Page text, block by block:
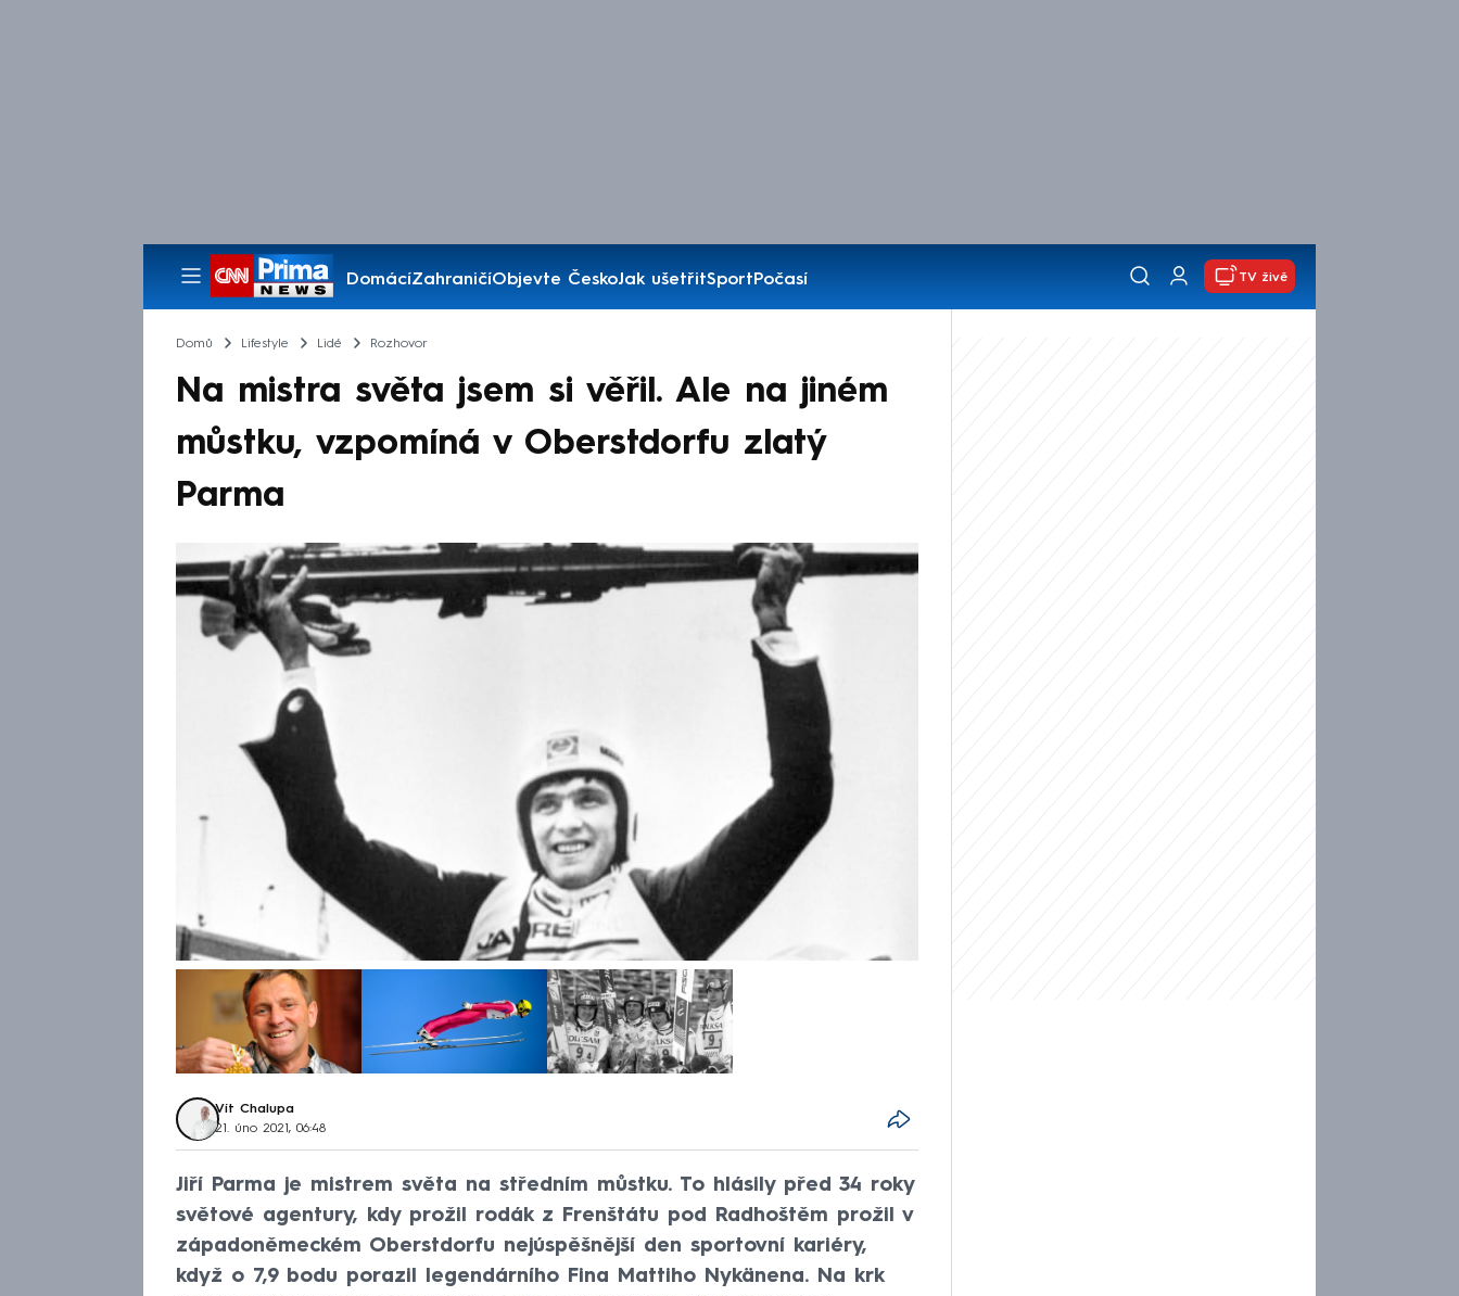
DomácíZahraničíObjevte ČeskoJak ušetřitSportPočasí
Pořady
TV živě
Domů Lifestyle Lidé Rozhovor
Na mistra světa jsem si věřil. Ale na jiném
můstku, vzpomíná v Oberstdorfu zlatý
Parma
Vít Chalupa
21. úno 2021, 06:48
Jiří Parma je mistrem světa na středním můstku. To hlásily před 34 roky
světové agentury, kdy prožil rodák z Frenštátu pod Radhoštěm prožil v
západoněmeckém Oberstdorfu nejúspěšnější den sportovní kariéry,
když o 7,9 bodu porazil legendárního Fina Mattiho Nykänena. Na krk